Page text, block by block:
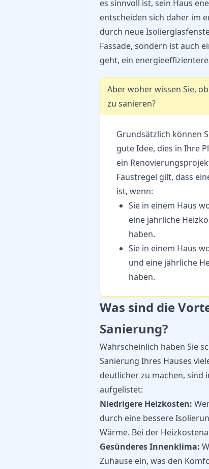
es sinnvoll ist, sein Haus
entscheiden sich daher im
durch neue
Fassade, sondern ist auch
geht, ein
Aber woher wissen Sie,
zu sanieren?
Grundsätzlich können
gute Idee, dies in Ihre
ein
Faustregel gilt, dass
ist, wenn:
Sie in einem Haus
eine jährliche
haben.
Sie in einem Haus
und eine jährliche
haben.
Was sind die
Sanierung?
Wahrscheinlich haben Sie
Sanierung Ihres Hauses
deutlicher zu machen, sind
aufgelistet:
Niedrigere Heizkosten:
durch eine bessere
Wärme. Bei der
Gesünderes Innenklima:
Zuhause ein, was den